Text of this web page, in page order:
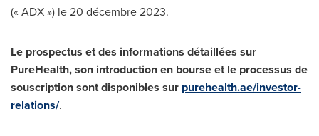
(« ADX ») le 20 décembre 2023.
Le prospectus et des informations détaillées sur
PureHealth, son introduction en bourse et le processus de
souscription sont disponibles sur purehealth.ae/investor-
relations/.